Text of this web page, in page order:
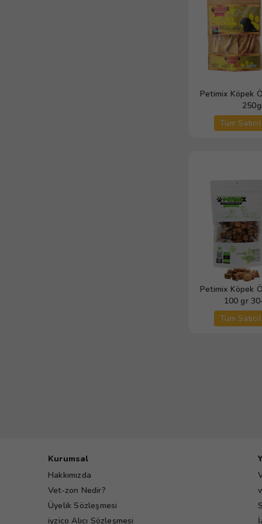
Petimix Köpek
Tüm
Petimix Köpek
100
Tüm
Kurumsal
Hakkımızda
Vet-zon Nedir?
Üyelik Sözleşmesi
iyzico Alıcı Sözleşmesi